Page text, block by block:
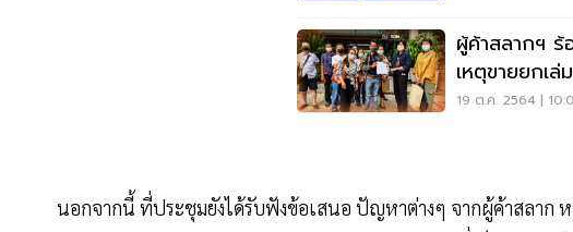
ผู้ค้าสลากฯ
เหตุขายยกเล่ม
19 ต.ค. 2564 |
นอกจากนี้ ที่ประชุมยังได้รับฟังข้อเสนอ ปัญหาต่างๆ จากผู้ค้าสลาก